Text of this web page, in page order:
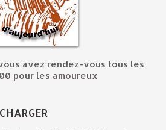
pour les amoureux